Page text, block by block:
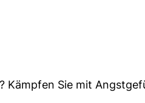
Kämpfen Sie mit